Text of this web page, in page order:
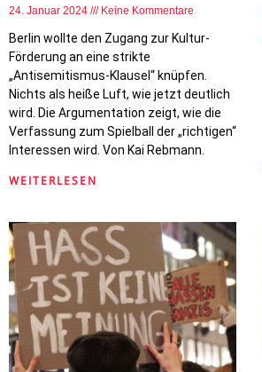
24. Januar 2024 Keine Kommentare
Berlin wollte den Zugang zur Kultur-
Förderung an eine strikte
„Antisemitismus-Klausel“ knüpfen.
Nichts als heiße Luft, wie jetzt deutlich
wird. Die Argumentation zeigt, wie die
Verfassung zum Spielball der „richtigen“
Interessen wird. Von Kai Rebmann.
WEITERLESEN